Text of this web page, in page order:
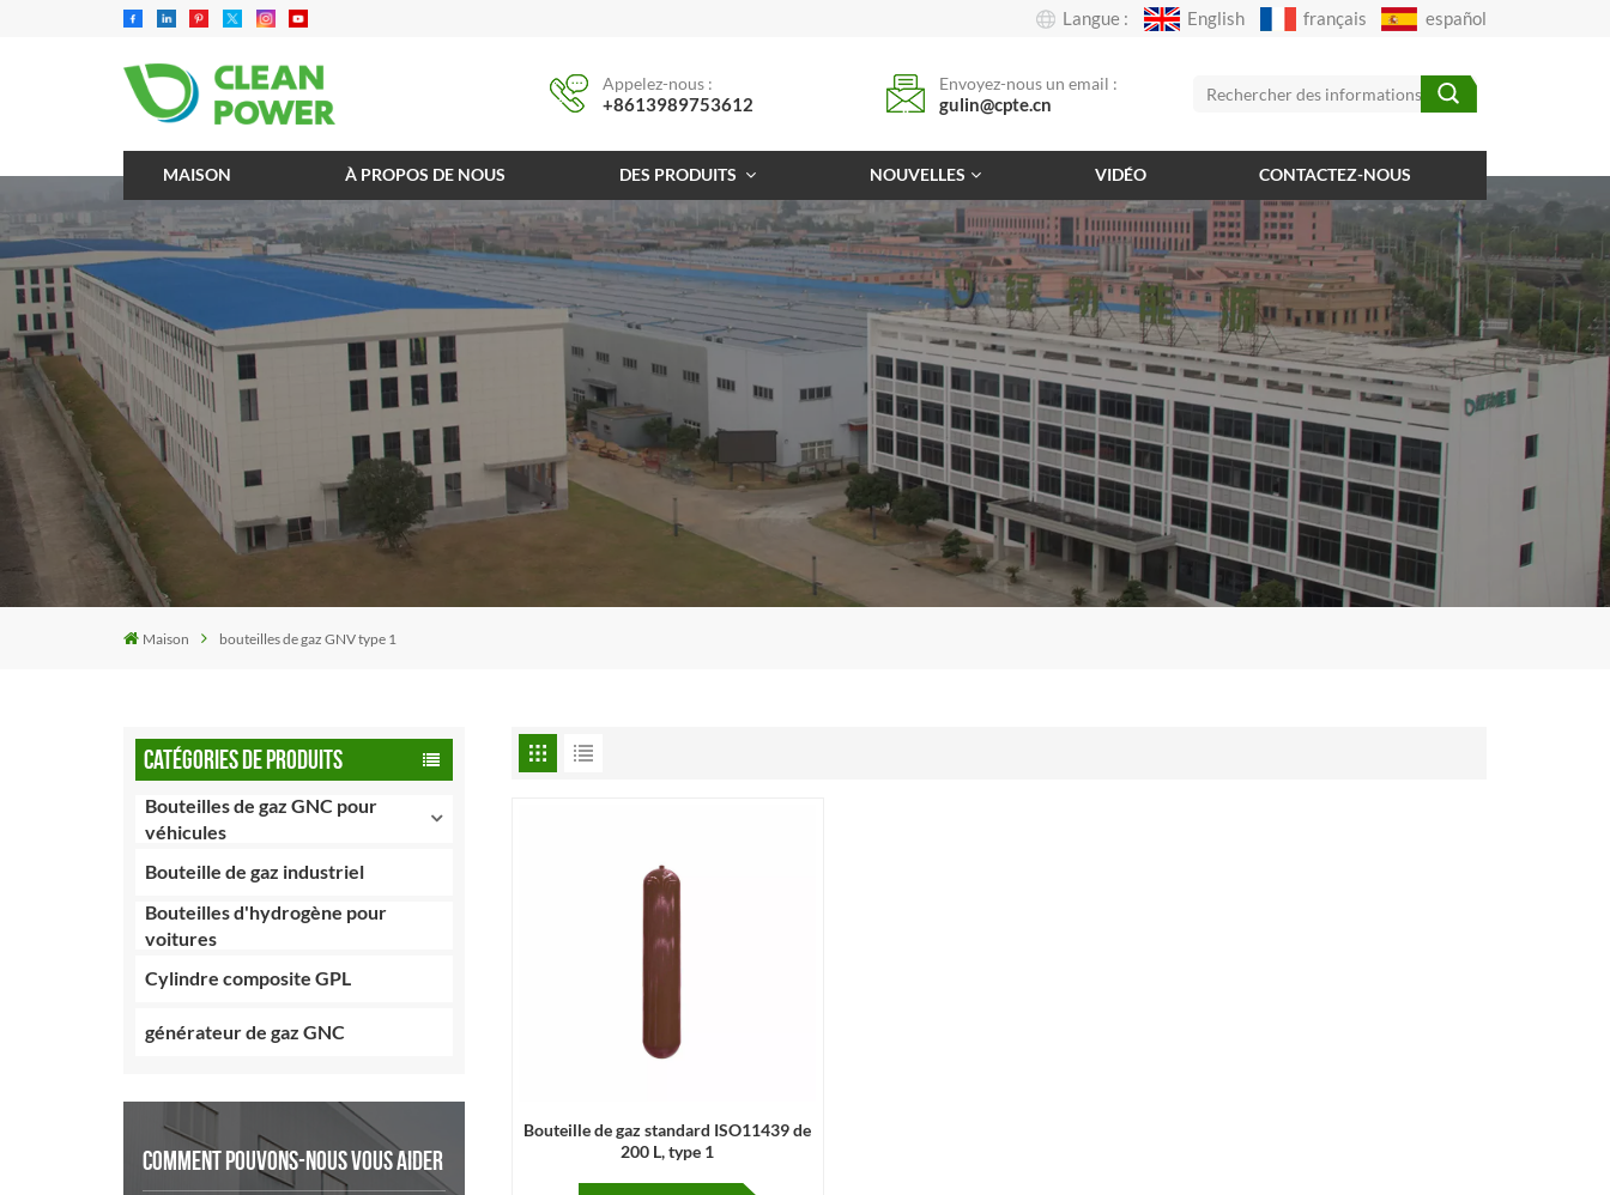
Langue : English français español
Appelez-nous :
+8613989753612
Envoyez-nous un email :
gulin@cpte.cn
MAISON À PROPOS DE NOUS DES PRODUITS NOUVELLES VIDÉO CONTACTEZ-NOUS
Maison bouteilles de gaz GNV type 1
CATÉGORIES DE PRODUITS
Bouteilles de gaz GNC pour
véhicules
Bouteille de gaz industriel
Bouteilles d'hydrogène pour
voitures
Cylindre composite GPL
générateur de gaz GNC
COMMENT POUVONS-NOUS VOUS AIDER
Bouteille de gaz standard ISO11439 de
200 L, type 1